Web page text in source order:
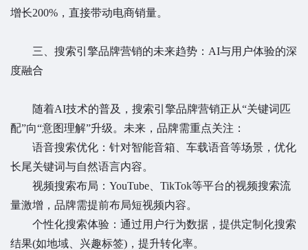
增长200%，直接带动电商销量。
三、搜索引擎品牌营销的未来趋势：AI与用户体验的深
度融合
随着AI技术的普及，搜索引擎品牌营销正从“关键词匹
配”向“意图理解”升级。未来，品牌需重点关注：
语音搜索优化：针对智能音箱、车载语音等场景，优化
长尾关键词与自然语言内容。
视频搜索布局：YouTube、TikTok等平台的视频搜索流
量激增，品牌需提前布局短视频内容。
个性化搜索体验：通过用户行为数据，提供定制化搜索
结果(如地域、兴趣标签)，提升转化率。